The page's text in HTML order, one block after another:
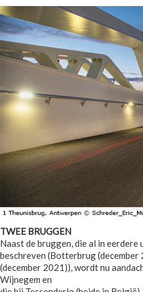
TWEE BRUGGEN
Naast de bruggen, die al in eerdere
beschreven (Botterbrug
(december 2021)), wordt nu
Wijnegem en